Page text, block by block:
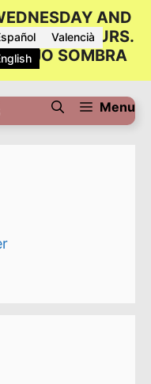
Valencià
Menu
AND
12.00 HOURS.
BAJO SOMBRA